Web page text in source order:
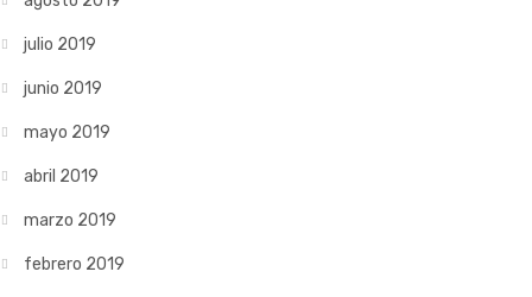
julio 2019
junio 2019
mayo 2019
abril 2019
marzo 2019
febrero 2019